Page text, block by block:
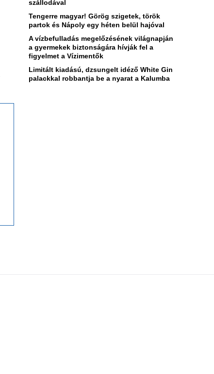
szállodával
Tengerre magyar! Görög szigetek, török
partok és Nápoly egy héten belül hajóval
A vízbefulladás megelőzésének világnapján
a gyermekek biztonságára hívják fel a
figyelmet a Vízimentők
Limitált kiadású, dzsungelt idéző White Gin
palackkal robbantja be a nyarat a Kalumba